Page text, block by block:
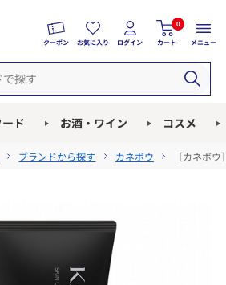
クーポン お気に入り ログイン
0
カート メニュー
ード お酒・ワイン コスメ
ブランドから探す カネボウ ［カネボ